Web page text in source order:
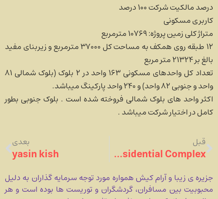
درصد مالکیت شرکت ۱۰۰ درصد
کاربری مسکونی
متراژ کلی زمین پروژه: ۱۰۷۶۹ مترمربع
۱۲ طبقه روی همکف به مساحت کل ۳۷۰۰۰ مترمربع و زیربنای مفید
بالغ بر ۲۱۳۲۴ متر مربع
تعداد کل واحدهای مسکونی ۱۶۳ واحد در ۲ بلوک (بلوک شمالی ۸۱
واحد و جنوبی ۸۲ واحد) و ۲۴۰ واحد پارکینگ می­باشد.
اکثر واحد های بلوک شمالی فروخته شده است . بلوک جنوبی بطور
کامل در اختیار شرکت می­باشد .
قبل
Karaneh Residential Complex
بعدی
yasin kish
جزیره ی زیبا و آرام کیش همواره مورد توجه سرمایه گذاران به دلیل
محبوبیت بین مسافران، گردشگران و توریست ها بوده است و هر